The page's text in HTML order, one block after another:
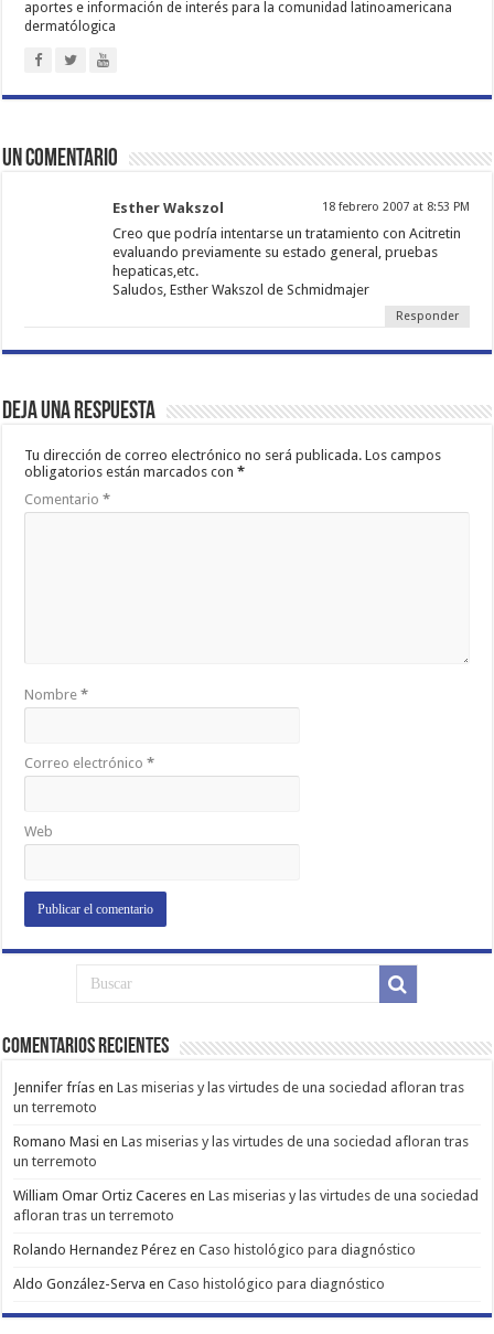
aportes e información de interés para la comunidad latinoamericana
dermatólogica
Un comentario
Esther Wakszol 18 febrero 2007 at 8:53 PM
Creo que podría intentarse un tratamiento con Acitretin
evaluando previamente su estado general, pruebas
hepaticas,etc.
Saludos, Esther Wakszol de Schmidmajer
Responder
Deja una respuesta
Tu dirección de correo electrónico no será publicada. Los campos
obligatorios están marcados con*
Comentario*
Nombre*
Correo electrónico*
Web
Comentarios Recientes
Jennifer frías enLas miserias y las virtudes de una sociedad afloran tras
un terremoto
Romano Masi enLas miserias y las virtudes de una sociedad afloran tras
un terremoto
William Omar Ortiz Caceres enLas miserias y las virtudes de una sociedad
afloran tras un terremoto
Rolando Hernandez Pérez enCaso histológico para diagnóstico
Aldo González-Serva enCaso histológico para diagnóstico